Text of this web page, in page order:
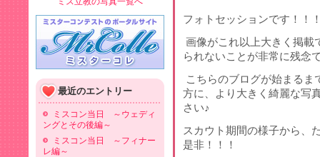
フォトセッションです！！
画像がこれ以上大きく掲載
られないことが非常に残念
こちらのブログが始まるま
方に、より大きく綺麗な写
さい♪
スカウト期間の様子から、
是非！！！
最近のエントリー
ミスコン当日 ～ウェディ
ングとその後編～
ミスコン当日 ～フィナー
レ編～